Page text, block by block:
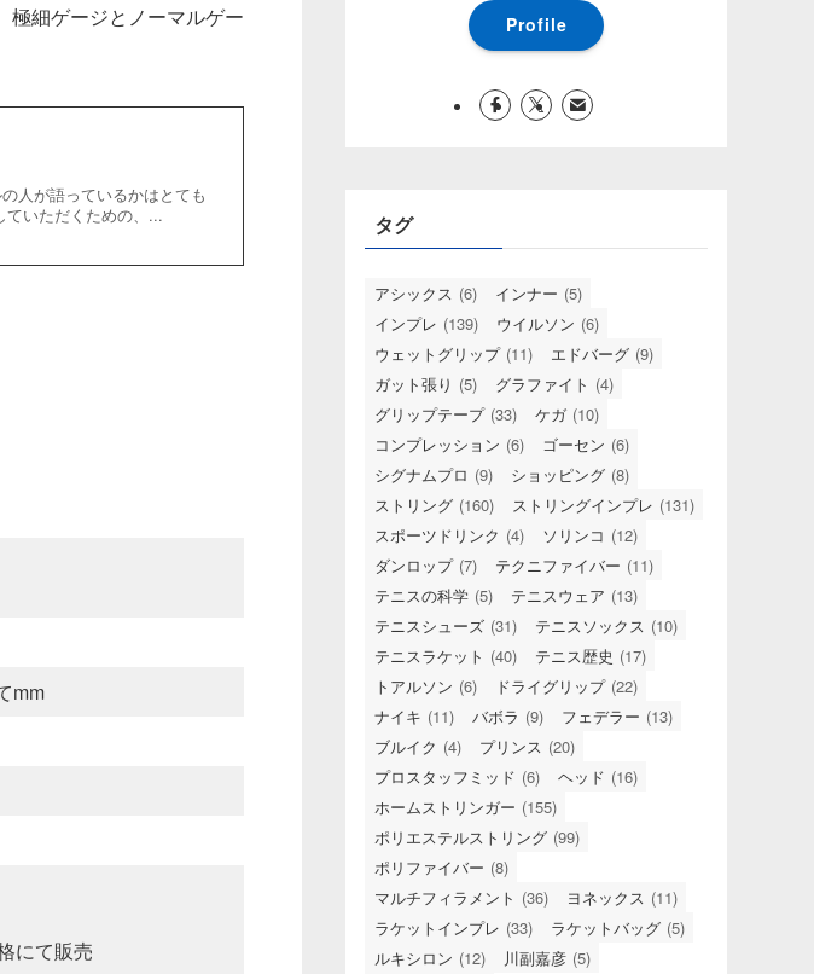
極細ゲージとノーマルゲー
人が語っているかはとても
いただくための、...
mm
にて販売
Profile
タグ
アシックス (6) インナー (5)
インプレ (139) ウイルソン (6)
ウェットグリップ (11) エドバーグ (9)
ガット張り (5) グラファイト (4)
グリップテープ (33) ケガ (10)
コンプレッション (6) ゴーセン (6)
シグナムプロ (9) ショッピング (8)
ストリング (160) ストリングインプレ (131)
スポーツドリンク (4) ソリンコ (12)
ダンロップ (7) テクニファイバー (11)
テニスの科学 (5) テニスウェア (13)
テニスシューズ (31) テニスソックス (10)
テニスラケット (40) テニス歴史 (17)
トアルソン (6) ドライグリップ (22)
ナイキ (11) バボラ (9) フェデラー (13)
ブルイク (4) プリンス (20)
プロスタッフミッド (6) ヘッド (16)
ホームストリンガー (155)
ポリエステルストリング (99)
ポリファイバー (8)
マルチフィラメント (36) ヨネックス (11)
ラケットインプレ (33) ラケットバッグ (5)
ルキシロン (12) 川副嘉彦 (5)